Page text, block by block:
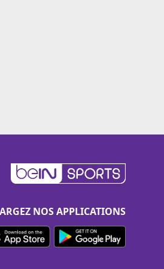
NOS APPLICATIONS